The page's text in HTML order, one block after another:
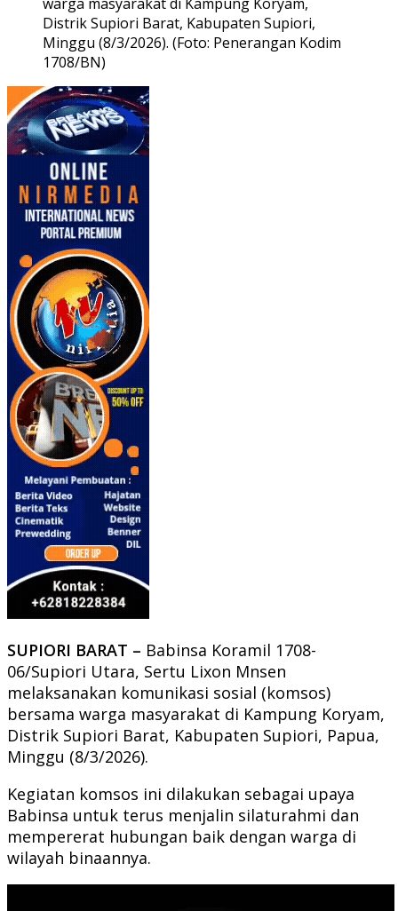
Distrik Supiori Barat, Kabupaten Supiori,
Minggu (8/3/2026). (Foto: Penerangan Kodim
1708/BN)
SUPIORI BARAT – Babinsa Koramil 1708-
06/Supiori Utara, Sertu Lixon Mnsen
melaksanakan komunikasi sosial (komsos)
bersama warga masyarakat di Kampung Koryam,
Distrik Supiori Barat, Kabupaten Supiori, Papua,
Minggu (8/3/2026).
Kegiatan komsos ini dilakukan sebagai upaya
Babinsa untuk terus menjalin silaturahmi dan
mempererat hubungan baik dengan warga di
wilayah binaannya.